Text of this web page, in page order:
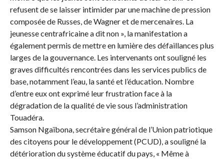
refusent de se laisser intimider par une machine de pression
composée de Russes, de Wagner et de mercenaires. La
jeunesse centrafricaine a dit non », la manifestation a
également permis de mettre en lumière des défaillances plus
larges de la gouvernance. Les intervenants ont souligné les
graves difficultés rencontrées dans les services publics de
base, notamment l’eau, la santé et l’éducation. Nombre
d’entre eux ont exprimé leur frustration face à la
dégradation de la qualité de vie sous l’administration
Touadéra.
Samson Ngaïbona, secrétaire général de l’Union patriotique
des citoyens pour le développement (PCUD), a souligné la
détérioration du système éducatif du pays, « Même à